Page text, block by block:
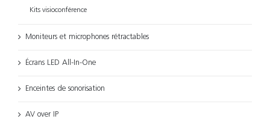
Kits visioconférence
Moniteurs et microphones rétractables
Écrans LED All-In-One
Enceintes de sonorisation
AV over IP